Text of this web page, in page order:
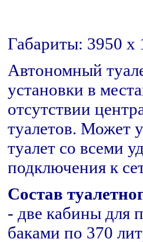
Габариты: 3950 x
Автономный
установки в
отсутствии
туалетов. Может
туалет cо всеми
подключения к
Состав
- две кабины для
баками по 370